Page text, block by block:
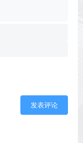
发表评论